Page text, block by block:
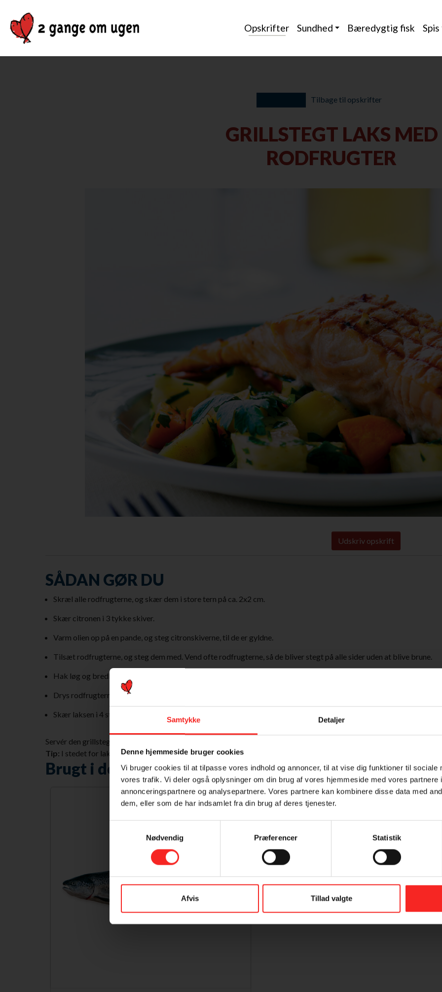
Samtykke Detaljer
Denne hjemmeside bruger cookies
Vi bruger cookies til at tilpasse vores indhold og annoncer, til at vise dig funktioner til sociale
vores trafik. Vi deler også oplysninger om din brug af vores hjemmeside med vores partnere
annonceringspartnere og analysepartnere. Vores partnere kan kombinere disse data med
dem, eller som de har indsamlet fra din brug af deres tjenester.
Nødvendig
Præferencer Statistik
Afvis Tillad valgte
Opskrifter Sundhed Bæredygtig fisk
Tilbage til opskrifter
GRILLSTEGT LAKS MED
RODFRUGTER
Udskriv opskrift
SÅDAN GØR DU
Skræl alle rodfrugterne, og skær dem i store tern på ca. 2x2 cm.
Skær citronen i 3 tykke skiver.
Varm olien op på en pande, og steg citronskiverne, til de er gyldne.
Tilsæt rodfrugterne, og steg dem med. Vend ofte rodfrugterne, så de bliver stegt på alle sider uden at blive brune.
Hak løg og bredbladet persille.
Drys rodfrugterne med sukker, løg, persille og vand, og lad dem koge i 2 min. Smag til med salt og peber.
Skær laksen i 4 stykker, og steg dem på en varm grillpande i ca. 8 min. Krydr med salt og peber.
Servér den grillstegte laks med citronglacerede rodfrugter, kogte aspargeskartofler og godt brød.
Tip: I stedet for laks kan du anvende ørred.
Brugt i denne ret
Samtykke (GDPR) ?